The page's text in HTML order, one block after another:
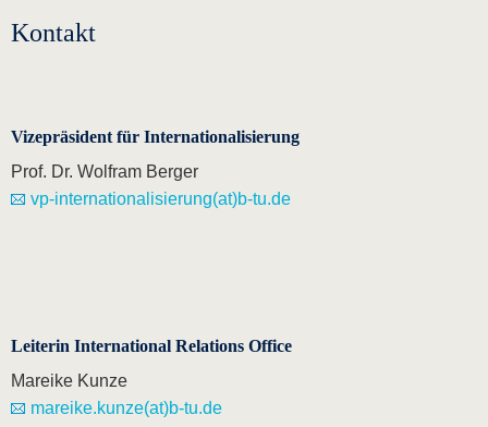
Kontakt
Vizepräsident für Internationalisierung
Prof. Dr. Wolfram Berger
vp-internationalisierung(at)b-tu.de
Leiterin International Relations Office
Mareike Kunze
mareike.kunze(at)b-tu.de